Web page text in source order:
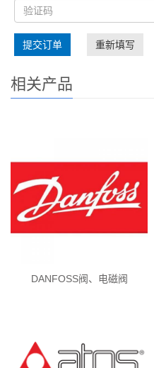
提交订单 重新填写
相关产品
DANFOSS阀、电磁阀